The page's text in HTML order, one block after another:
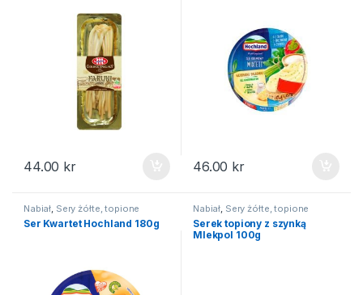
44.00 kr 46.00 kr
Nabiał, Sery żółte, topione
Ser Kwartet Hochland 180g
Nabiał, Sery żółte, topione
Serek topiony z szynką
Mlekpol 100g